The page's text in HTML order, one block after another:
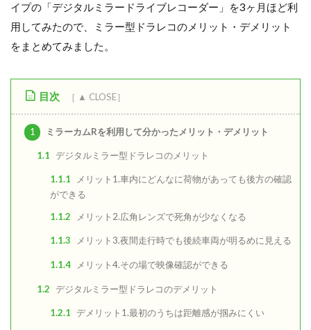
イプの「デジタルミラードライブレコーダー」を3ヶ月ほど利
用してみたので、ミラー型ドラレコのメリット・デメリット
をまとめてみました。
目次
1 ミラーカムRを利用して分かったメリット・デメリット
1.1 デジタルミラー型ドラレコのメリット
1.1.1
メリット1.車内にどんなに荷物があっても後方の確認
ができる
1.1.2
メリット2.広角レンズで死角が少なくなる
1.1.3 メリット3.夜間走行時でも後続車両が明るめに見える
1.1.4 メリット4.その場で映像確認ができる
1.2 デジタルミラー型ドラレコのデメリット
1.2.1 デメリット1.最初のうちは距離感が掴みにくい